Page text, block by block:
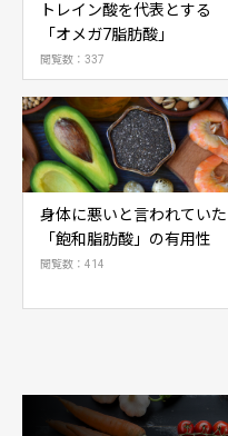
トレイン酸を代表とする
「オメガ7脂肪酸」
閲覧数：337
身体に悪いと言われていた
「飽和脂肪酸」の有用性
閲覧数：414